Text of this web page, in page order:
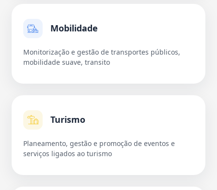
Mobilidade
Monitorização e gestão de transportes públicos,
mobilidade suave, transito
Turismo
Planeamento, gestão e promoção de eventos e
serviços ligados ao turismo